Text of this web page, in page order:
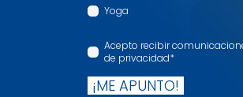
Yoga
Acepto recibir
de privacidad*
¡ME APUNTO!